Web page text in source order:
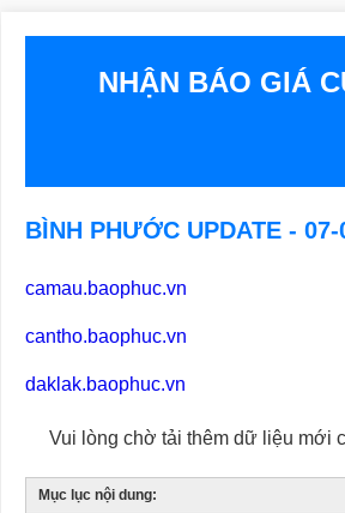
NHẬN BÁO GIÁ
BÌNH PHƯỚC UPDATE - 07-
camau.baophuc.vn
cantho.baophuc.vn
daklak.baophuc.vn
Vui lòng chờ tải thêm dữ liệu mới
Mục lục nội dung: